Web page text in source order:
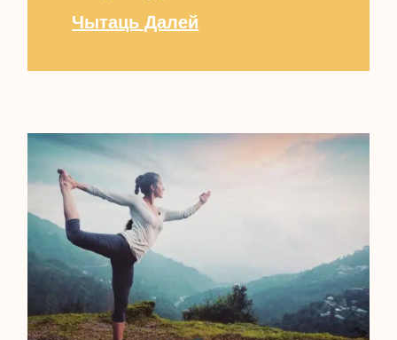
Чытаць Далей